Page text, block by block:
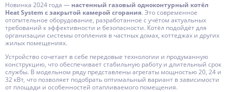
Новинка 2024 года — настенный газовый одноконтурный котёл
Heat System с закрытой камерой сгорания. Это современное
отопительное оборудование, разработанное с учётом актуальных
требований к эффективности и безопасности. Котёл подойдёт для
организации системы отопления в частных домах, коттеджах и других
жилых помещениях.
Устройство сочетает в себе передовые технологии и продуманную
конструкцию, что обеспечивает стабильную работу и длительный срок
службы. В модельном ряду представлены агрегаты мощностью 20, 24 и
32 кВт, что позволяет подобрать оптимальный вариант в зависимости
от площади и особенностей отапливаемого помещения.